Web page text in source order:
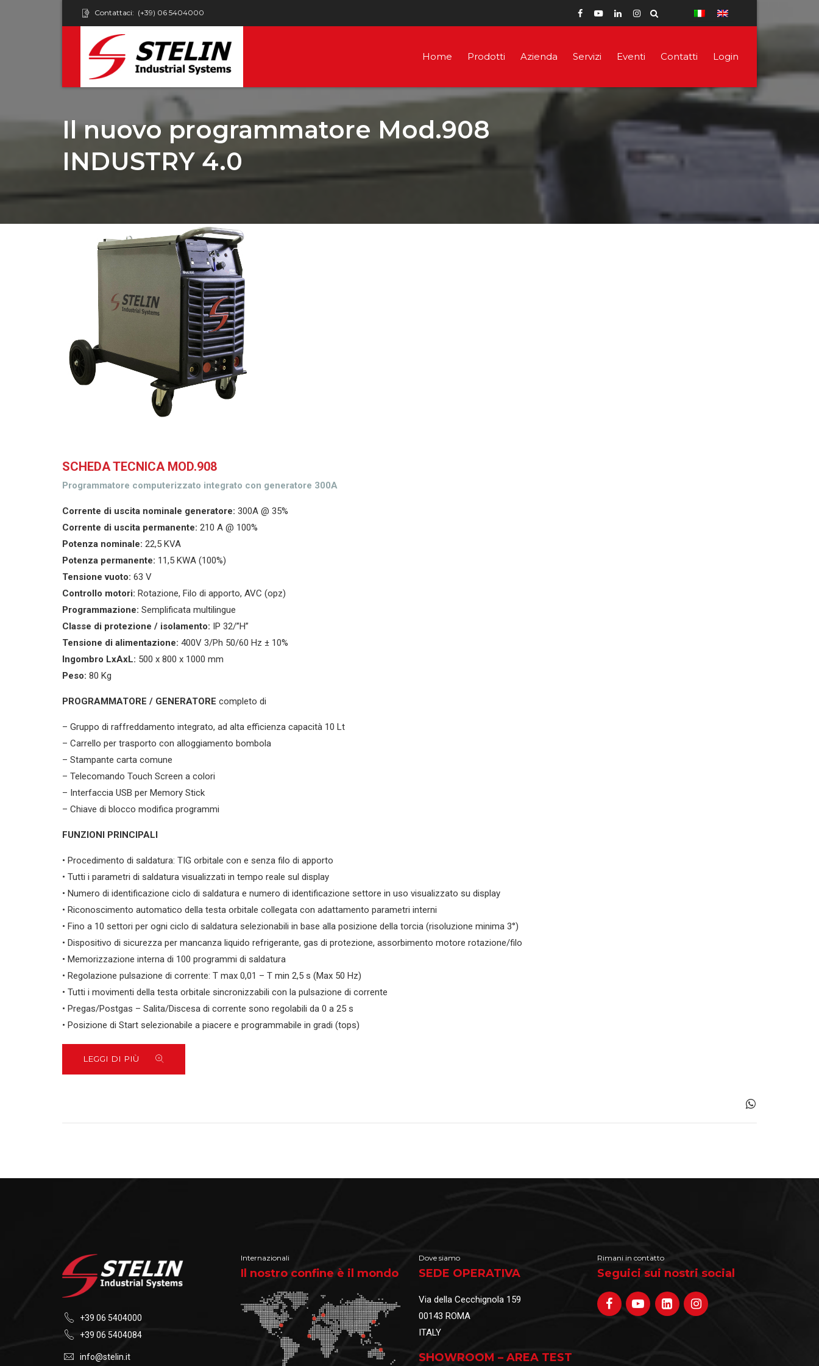
Contattaci: (+39) 06 5404000
Home Prodotti Azienda Servizi Eventi Contatti Login
Il nuovo programmatore Mod.908
INDUSTRY 4.0
SCHEDA TECNICA MOD.908
Programmatore computerizzato integrato con generatore 300A
Corrente di uscita nominale generatore: 300A @ 35%
Corrente di uscita permanente: 210 A @ 100%
Potenza nominale: 22,5 KVA
Potenza permanente: 11,5 KWA (100%)
Tensione vuoto: 63 V
Controllo motori: Rotazione, Filo di apporto, AVC (opz)
Programmazione: Semplificata multilingue
Classe di protezione / isolamento: IP 32/”H”
Tensione di alimentazione: 400V 3/Ph 50/60 Hz ± 10%
Ingombro LxAxL: 500 x 800 x 1000 mm
Peso: 80 Kg
PROGRAMMATORE / GENERATORE completo di
– Gruppo di raffreddamento integrato, ad alta efficienza capacità 10 Lt
– Carrello per trasporto con alloggiamento bombola
– Stampante carta comune
– Telecomando Touch Screen a colori
– Interfaccia USB per Memory Stick
– Chiave di blocco modifica programmi
FUNZIONI PRINCIPALI
• Procedimento di saldatura: TIG orbitale con e senza filo di apporto
• Tutti i parametri di saldatura visualizzati in tempo reale sul display
• Numero di identificazione ciclo di saldatura e numero di identificazione settore in uso visualizzato su display
• Riconoscimento automatico della testa orbitale collegata con adattamento parametri interni
• Fino a 10 settori per ogni ciclo di saldatura selezionabili in base alla posizione della torcia (risoluzione minima 3°)
• Dispositivo di sicurezza per mancanza liquido refrigerante, gas di protezione, assorbimento motore rotazione/filo
• Memorizzazione interna di 100 programmi di saldatura
• Regolazione pulsazione di corrente: T max 0,01 – T min 2,5 s (Max 50 Hz)
• Tutti i movimenti della testa orbitale sincronizzabili con la pulsazione di corrente
• Pregas/Postgas – Salita/Discesa di corrente sono regolabili da 0 a 25 s
• Posizione di Start selezionabile a piacere e programmabile in gradi (tops)
LEGGI DI PIÙ
+39 06 5404000
+39 06 5404084
info@stelin.it
Internazionali
Il nostro confine è il mondo
Dove siamo
SEDE OPERATIVA
Via della Cecchignola 159
00143 ROMA
ITALY
SHOWROOM – AREA TEST
Rimani in contatto
Seguici sui nostri social